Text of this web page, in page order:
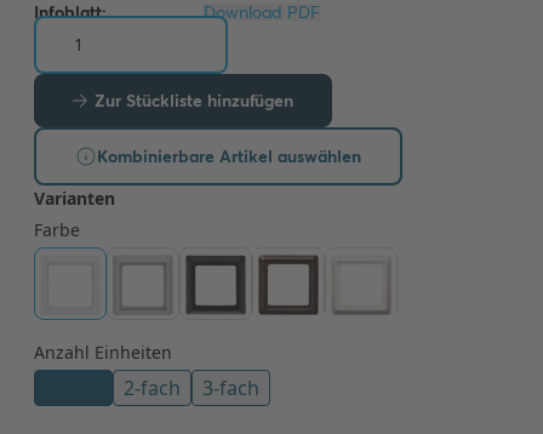
Infoblatt:
Download PDF
Zur Stückliste hinzufügen
Kombinierbare Artikel auswählen